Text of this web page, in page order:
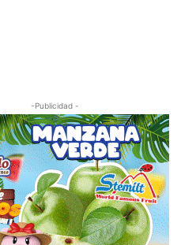
-Publicidad -